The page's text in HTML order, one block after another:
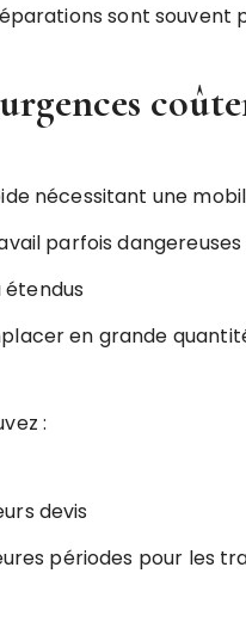
sont souvent
nécessitant une
parfois dangereuses
étendus
en grande
:
devis
périodes pour les